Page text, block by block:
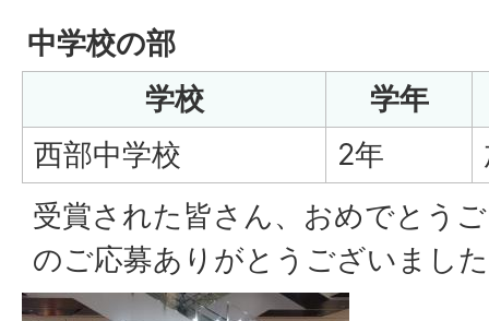
中学校の部
学校
学年
西部中学校
2年
受賞された皆さん、おめでとう
のご応募ありがとうございまし